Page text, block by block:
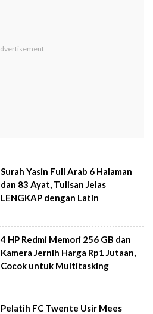
Surah Yasin Full Arab 6 Halaman
dan 83 Ayat, Tulisan Jelas
LENGKAP dengan Latin
4 HP Redmi Memori 256 GB dan
Kamera Jernih Harga Rp1 Jutaan,
Cocok untuk Multitasking
Pelatih FC Twente Usir Mees